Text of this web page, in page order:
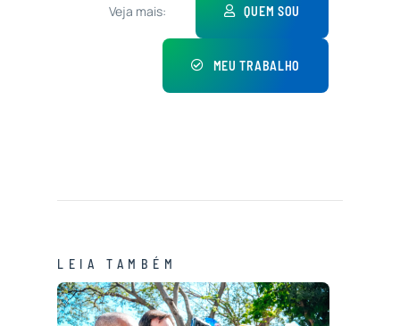
Veja mais: QUEM SOU
MEU TRABALHO
LEIA TAMBÉM